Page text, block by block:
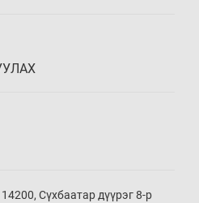
цаг 00 мин
Сүхбаатар дүүрэг 8-р